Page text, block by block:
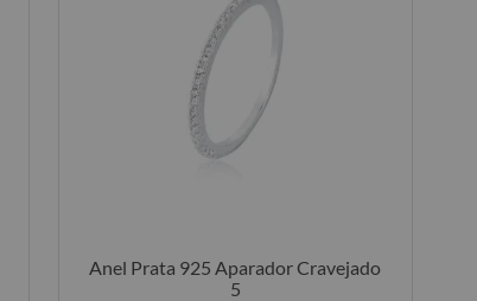
Anel Prata 925 Aparador Cravejado
5